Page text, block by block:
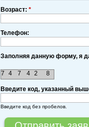
Возраст: *
Телефон:
Заполняя данную форму, я
8
7 4 2
7
4
Введите код, указанный
Введите код без пробелов.